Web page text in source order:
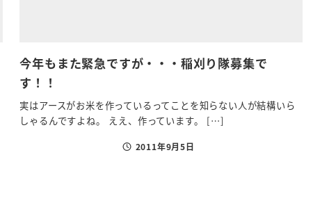
今年もまた緊急ですが・・・稲刈り隊募集で
す！！
実はアースがお米を作っているってことを知らない人が結構いら
しゃるんですよね。 ええ、作っています。 […]
投稿日2011年9月5日